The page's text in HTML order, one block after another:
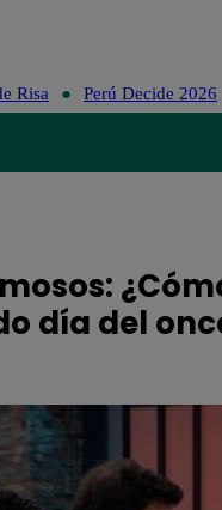
Risa Perú Decide 2026
día del